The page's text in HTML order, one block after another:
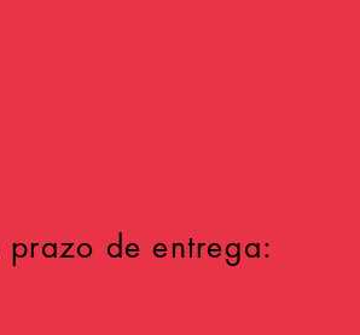
prazo de entrega: